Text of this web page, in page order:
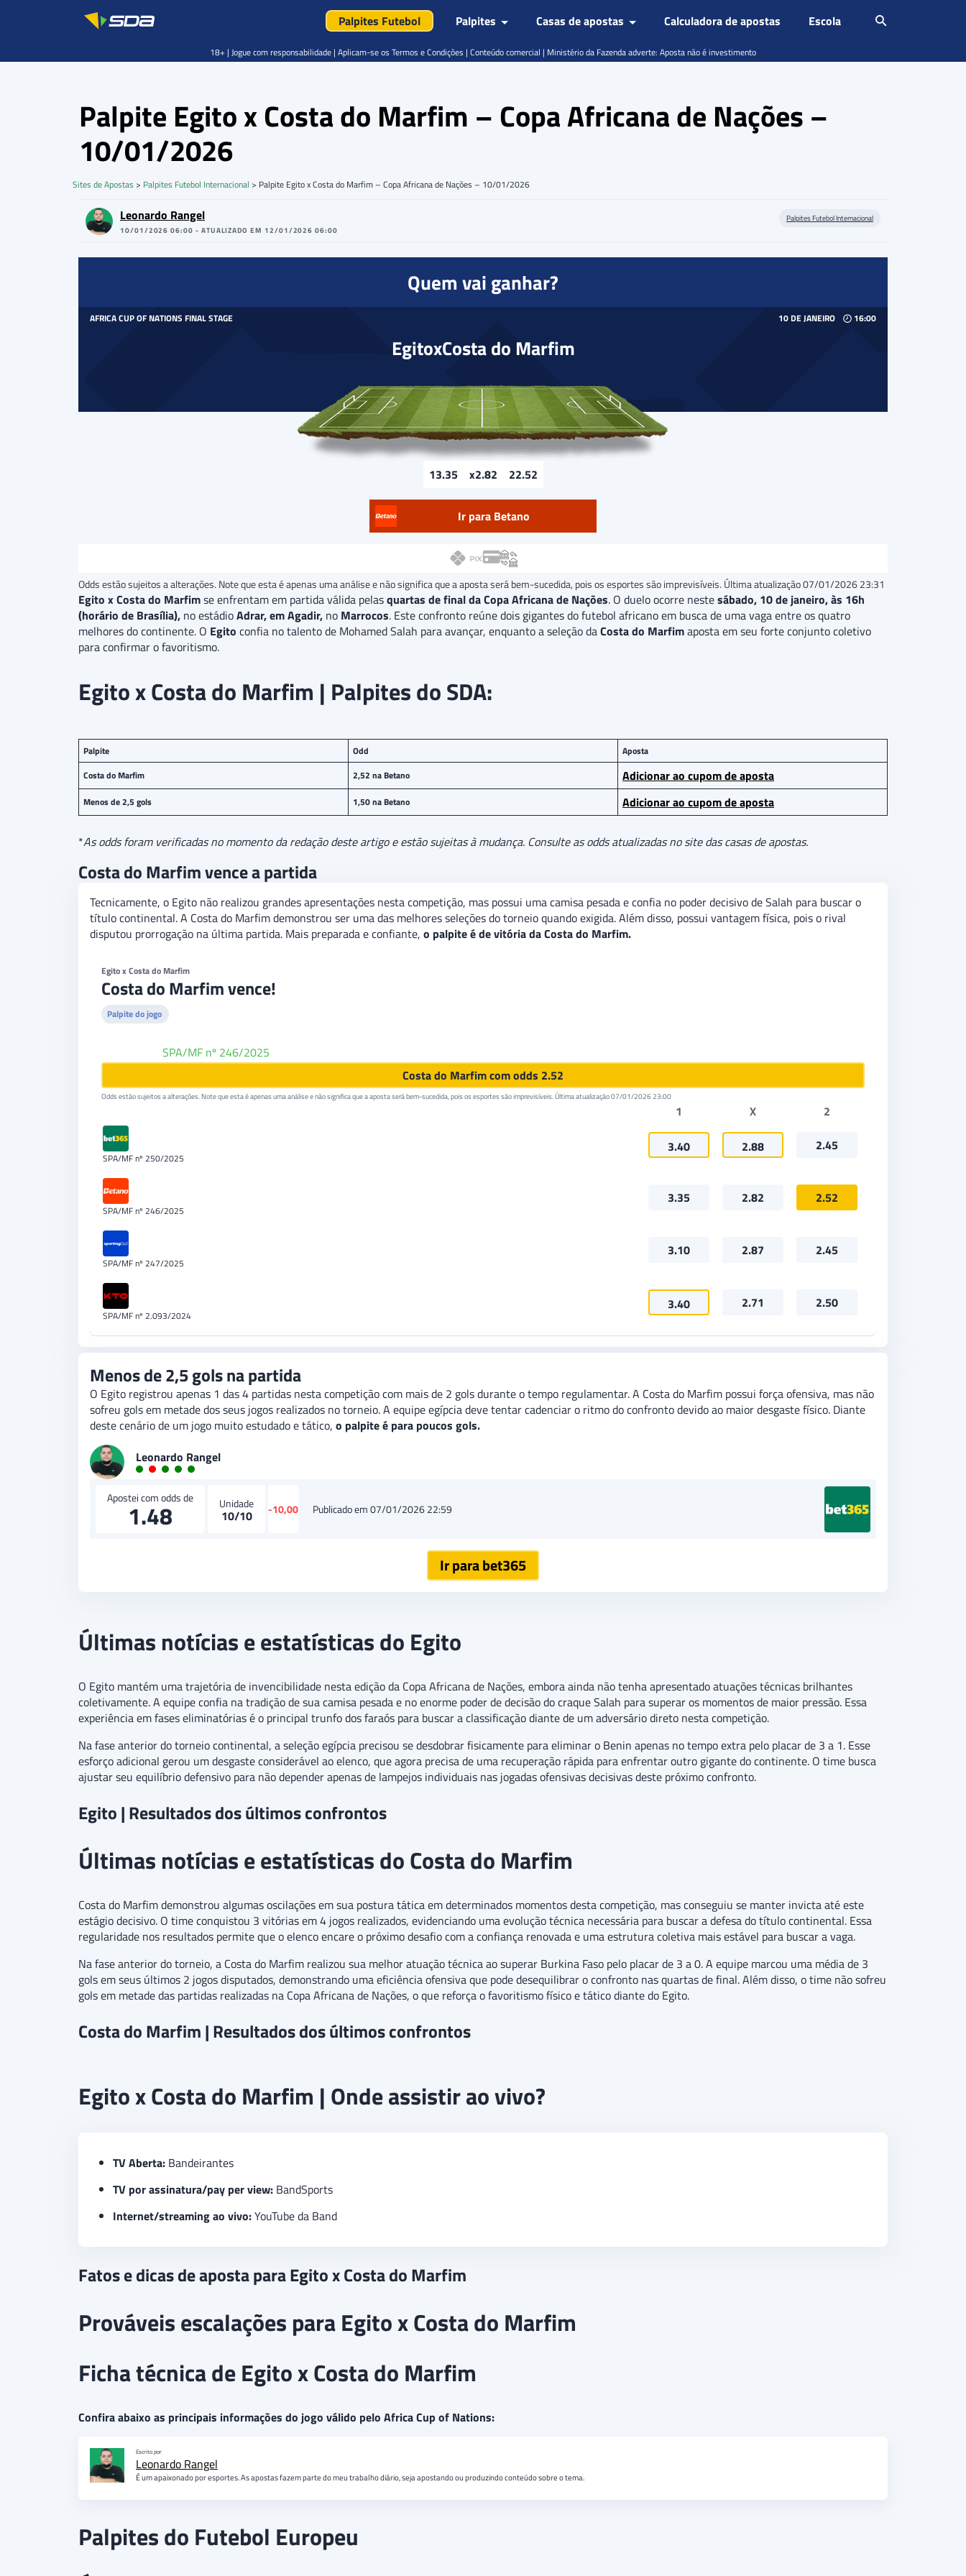
Palpites Futebol Palpites Casas de apostas Calculadora de apostas Escola
Palpite Egito x Costa do Marfim – Copa Africana de Nações –
10/01/2026
Sites de Apostas > Palpites Futebol Internacional > Palpite Egito x Costa do Marfim – Copa Africana de Nações – 10/01/2026
Leonardo Rangel
10/01/2026 06:00 - ATUALIZADO EM 12/01/2026 06:00
Palpites Futebol Internacional
Quem vai ganhar?
AFRICA CUP OF NATIONS FINAL STAGE 10 DE JANEIRO 16:00
EgitoxCosta do Marfim
3.35 2.82 2.52
Ir para Betano
Odds estão sujeitos a alterações. Note que esta é apenas uma análise e não significa que a aposta será bem-sucedida, pois os esportes são imprevisíveis. Última atualização07/01/2026 23:31
Egito x Costa do Marfimse enfrentam em partida válida pelasquartas de final da Copa Africana de Nações. O duelo ocorre nestesábado, 10 de janeiro, às 16h
(horário de Brasília), no estádioAdrar, em Agadir, no Marrocos. Este confronto reúne dois gigantes do futebol africano em busca de uma vaga entre os quatro
melhores do continente. O Egito confia no talento de Mohamed Salah para avançar, enquanto a seleção daCosta do Marfimaposta em seu forte conjunto coletivo
para confirmar o favoritismo.
Egito x Costa do Marfim | Palpites do SDA:
Palpite Odd
Aposta
Costa do Marfim
2,52 na Betano Adicionar ao cupom de aposta
Menos de 2,5 gols 1,50 na Betano Adicionar ao cupom de aposta
*As odds foram verificadas no momento da redação deste artigo e estão sujeitas à mudança. Consulte as odds atualizadas no site das casas de apostas.
Costa do Marfim vence a partida
Tecnicamente, o Egito não realizou grandes apresentações nesta competição, mas possui uma camisa pesada e confia no poder decisivo de Salah para buscar o
título continental. A Costa do Marfim demonstrou ser uma das melhores seleções do torneio quando exigida. Além disso, possui vantagem física, pois o rival
disputou prorrogação na última partida. Mais preparada e confiante, o palpite é de vitória da Costa do Marfim.
Egito x Costa do Marfim
Costa do Marfim vence!
Palpite do jogo
SPA/MF nº 246/2025
Costa do Marfim com odds 2.52
Odds estão sujeitos a alterações. Note que esta é apenas uma análise e não significa que a aposta será bem-sucedida, pois os esportes são imprevisíveis. Última atualização07/01/2026 23:00
1 X 2
SPA/MF nº 250/2025
3.40 2.88 2.45
SPA/MF nº 246/2025
3.35 2.82 2.52
SPA/MF nº 247/2025
3.10 2.87 2.45
SPA/MF nº 2.093/2024
3.40 2.71 2.50
Menos de 2,5 gols na partida
O Egito registrou apenas 1 das 4 partidas nesta competição com mais de 2 gols durante o tempo regulamentar. A Costa do Marfim possui força ofensiva, mas não
sofreu gols em metade dos seus jogos realizados no torneio. A equipe egípcia deve tentar cadenciar o ritmo do confronto devido ao maior desgaste físico. Diante
deste cenário de um jogo muito estudado e tático, o palpite é para poucos gols.
Leonardo Rangel
Apostei com odds de
1.48 Unidade
10/10 -10,00 Publicado em 07/01/2026 22:59
Ir para bet365
Últimas notícias e estatísticas do Egito
O Egito mantém uma trajetória de invencibilidade nesta edição da Copa Africana de Nações, embora ainda não tenha apresentado atuações técnicas brilhantes
coletivamente. A equipe confia na tradição de sua camisa pesada e no enorme poder de decisão do craque Salah para superar os momentos de maior pressão. Essa
experiência em fases eliminatórias é o principal trunfo dos faraós para buscar a classificação diante de um adversário direto nesta competição.
Na fase anterior do torneio continental, a seleção egípcia precisou se desdobrar fisicamente para eliminar o Benin apenas no tempo extra pelo placar de 3 a 1. Esse
esforço adicional gerou um desgaste considerável ao elenco, que agora precisa de uma recuperação rápida para enfrentar outro gigante do continente. O time busca
ajustar seu equilíbrio defensivo para não depender apenas de lampejos individuais nas jogadas ofensivas decisivas deste próximo confronto.
Egito | Resultados dos últimos confrontos
Últimas notícias e estatísticas do Costa do Marfim
Costa do Marfim demonstrou algumas oscilações em sua postura tática em determinados momentos desta competição, mas conseguiu se manter invicta até este
estágio decisivo. O time conquistou 3 vitórias em 4 jogos realizados, evidenciando uma evolução técnica necessária para buscar a defesa do título continental. Essa
regularidade nos resultados permite que o elenco encare o próximo desafio com a confiança renovada e uma estrutura coletiva mais estável para buscar a vaga.
Na fase anterior do torneio, a Costa do Marfim realizou sua melhor atuação técnica ao superar Burkina Faso pelo placar de 3 a 0. A equipe marcou uma média de 3
gols em seus últimos 2 jogos disputados, demonstrando uma eficiência ofensiva que pode desequilibrar o confronto nas quartas de final. Além disso, o time não sofreu
gols em metade das partidas realizadas na Copa Africana de Nações, o que reforça o favoritismo físico e tático diante do Egito.
Costa do Marfim | Resultados dos últimos confrontos
Egito x Costa do Marfim | Onde assistir ao vivo?
TV Aberta: Bandeirantes
TV por assinatura/pay per view: BandSports
Internet/streaming ao vivo:YouTube da Band
Fatos e dicas de aposta para Egito x Costa do Marfim
Prováveis escalações para Egito x Costa do Marfim
Ficha técnica de Egito x Costa do Marfim
Confira abaixo as principais informações do jogo válido pelo Africa Cup of Nations:
Escrito por
Leonardo Rangel
É um apaixonado por esportes. As apostas fazem parte do meu trabalho diário, seja apostando ou produzindo conteúdo sobre o tema.
Palpites do Futebol Europeu
18+ | Jogue com responsabilidade | Aplicam-se os Termos e Condições | Conteúdo comercial | Ministério da Fazenda adverte: Aposta não é investimento